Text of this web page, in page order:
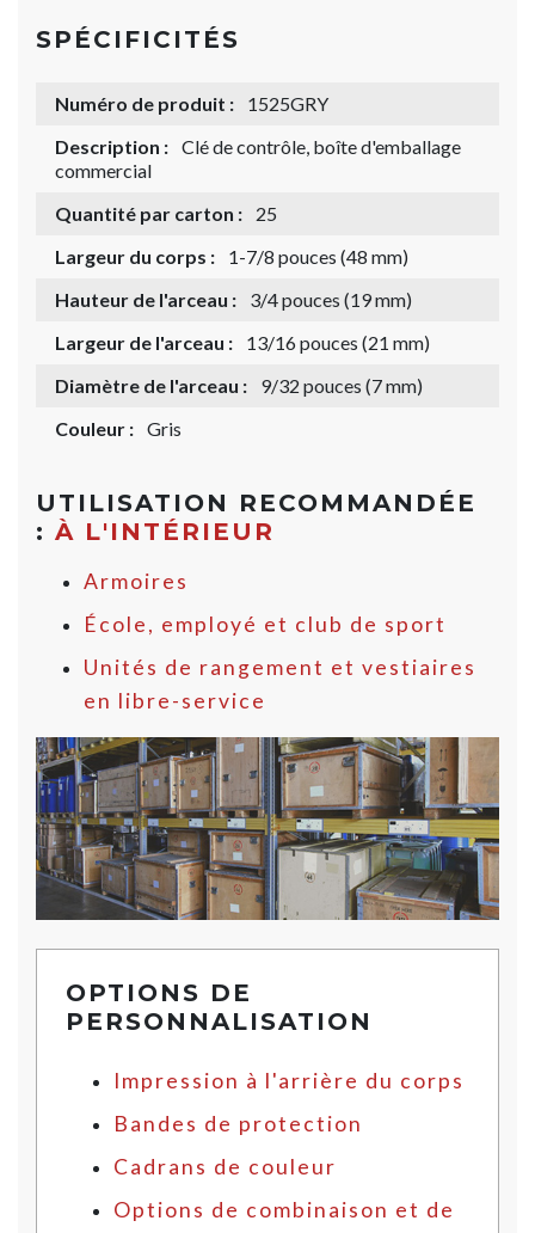
SPÉCIFICITÉS
Numéro de produit :
1525GRY
Description : Clé de contrôle, boîte d'emballage
commercial
Quantité par carton :
25
Largeur du corps :
1-7/8 pouces (48 mm)
Hauteur de l'arceau :
3/4 pouces (19 mm)
Largeur de l'arceau :
13/16 pouces (21 mm)
Diamètre de l'arceau :
9/32 pouces (7 mm)
Couleur : Gris
UTILISATION RECOMMANDÉE
: À L'INTÉRIEUR
Armoires
École, employé et club de sport
Unités de rangement et vestiaires
en libre-service
OPTIONS DE
PERSONNALISATION
Impression à l'arrière du corps
Bandes de protection
Cadrans de couleur
Options de combinaison et de